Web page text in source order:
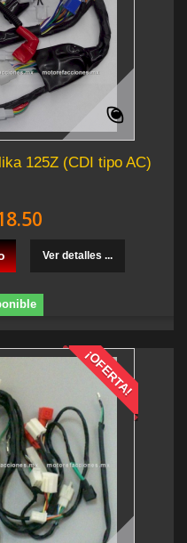
125Z (CDI tipo AC)
Ver detalles ...
¡OFERTA!